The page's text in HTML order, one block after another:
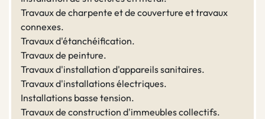
Travaux de charpente et de couverture et travaux
connexes.
Travaux d'étanchéification.
Travaux de peinture.
Travaux d'installation d'appareils sanitaires.
Travaux d'installations électriques.
Installations basse tension.
Travaux de construction d'immeubles collectifs.